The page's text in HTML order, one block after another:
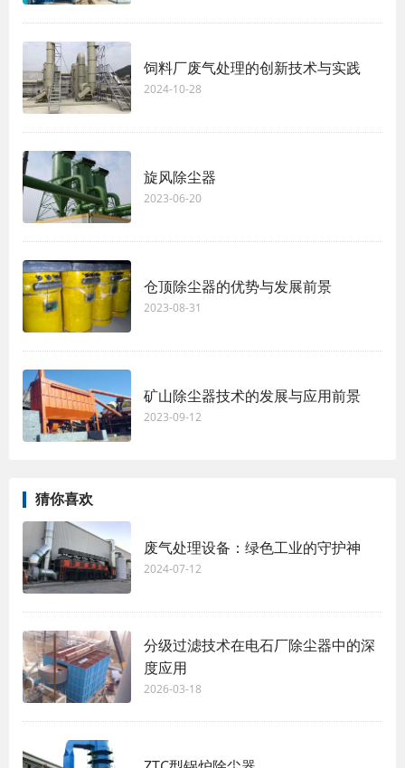
饲料厂废气处理的创新技术与实践
2024-10-28
旋风除尘器
2023-06-20
仓顶除尘器的优势与发展前景
2023-08-31
矿山除尘器技术的发展与应用前景
2023-09-12
猜你喜欢
废气处理设备：绿色工业的守护神
2024-07-12
分级过滤技术在电石厂除尘器中的深
度应用
2026-03-18